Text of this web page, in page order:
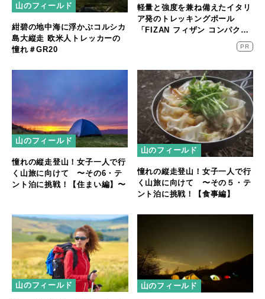
山のフィールド
紺碧の地中海に浮かぶコルシカ
島大縦走 欧米人トレッカーの
憧れ＃GR20
軽量と強度を兼ね備えたイタリ
ア発のトレッキングポール
「FIZAN フィザン コンパク
ト」 を立山連峰縦走でレビュ
PR
山のフィールド
憧れの縦走登山！女子一人で行
く山旅に向けて 〜その6・テ
ント泊に挑戦！【住まい編】〜
山のフィールド
憧れの縦走登山！女子一人で行
く山旅に向けて 〜その５・テ
ント泊に挑戦！【食事編】
山のフィールド 山のフィールド